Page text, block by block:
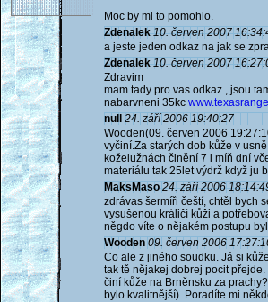
Moc by mi to pomohlo.
Zdenalek 10. červen 2007
a jeste jeden odkaz na jak se
Zdenalek 10. červen 2007
Zdravim
mam tady pro vas odkaz , jsou
nabarvneni 35kc
null 24. září 2006 19:40:27
Wooden(09. červen 2006
vyčiní.Za starých dob kůže v
koželužnách činění 7 i míň dní
materiálu tak 25let výdrž když ju
MaksMaso 24. září 2006
zdrávas šermíři čeští, chtěl bych
vysušenou králičí kůži a
něgdo víte o nějakém postupu
Wooden 09. červen 2006
Co ale z jiného soudku. Já si
tak tě nějakej dobrej pocit
činí kůže na Brněnsku za
bylo kvalitnější). Poradíte mi